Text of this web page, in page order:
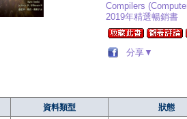
Compilers
2019年精選暢銷書
分享▼
資料類型 狀態